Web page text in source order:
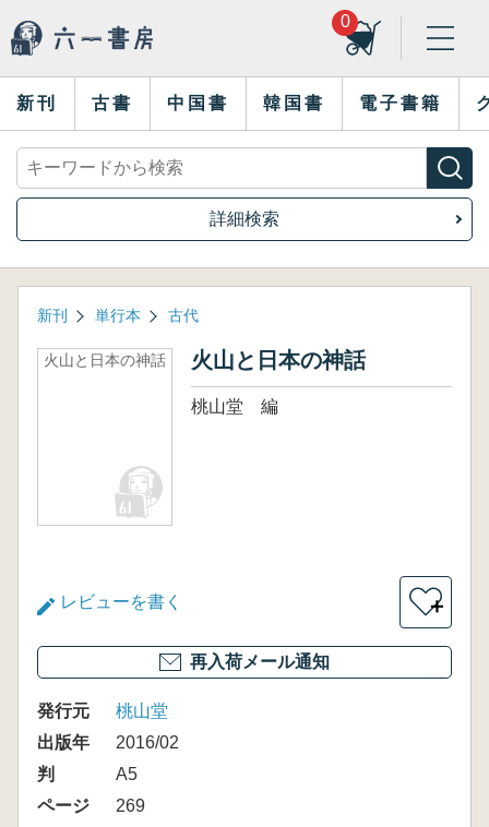
0
新刊 古書 中国書 韓国書 電子書籍
詳細検索
新刊 単行本 古代
火山と日本の神話 火山と日本の神話
桃山堂 編
レビューを書く ＋
再入荷メール通知
発行元
桃山堂
出版年
2016/02
判
A5
ページ
269